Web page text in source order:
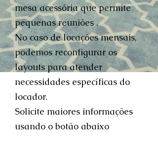
mesa acessória que permite
pequenas reuniões .
No caso de locações mensais,
podemos reconfigurar os
layouts para atender
necessidades específicas do
locador.
Solicite maiores informações
usando o botão abaixo